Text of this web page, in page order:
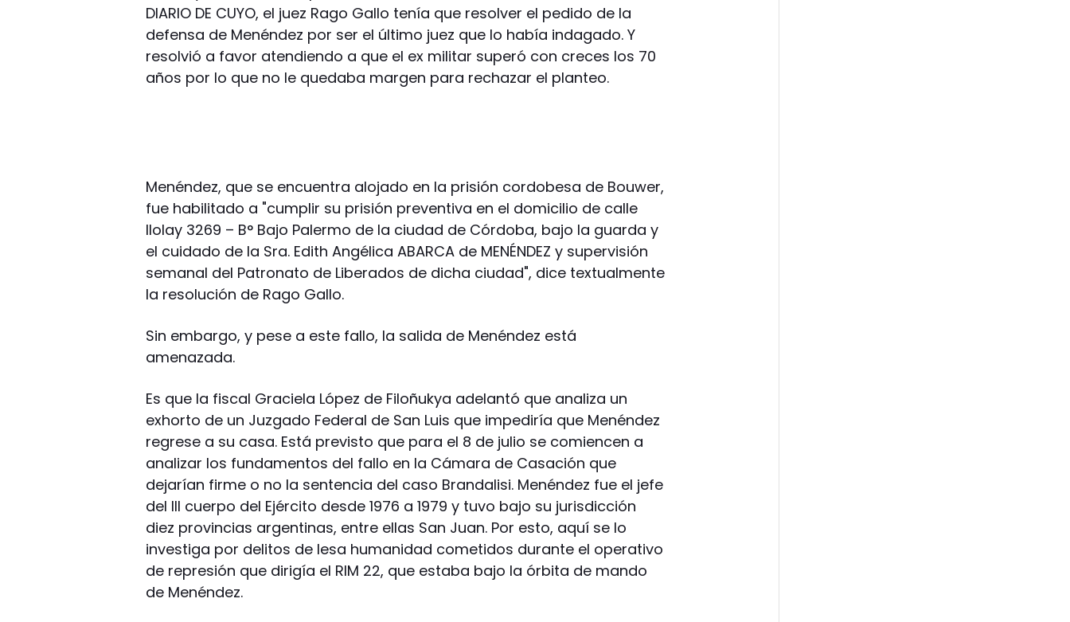
DIARIO DE CUYO, el juez Rago Gallo tenía que resolver el pedido de la
defensa de Menéndez por ser el último juez que lo había indagado. Y
resolvió a favor atendiendo a que el ex militar superó con creces los 70
años por lo que no le quedaba margen para rechazar el planteo.
Menéndez, que se encuentra alojado en la prisión cordobesa de Bouwer,
fue habilitado a "cumplir su prisión preventiva en el domicilio de calle
Ilolay 3269 – B° Bajo Palermo de la ciudad de Córdoba, bajo la guarda y
el cuidado de la Sra. Edith Angélica ABARCA de MENÉNDEZ y supervisión
semanal del Patronato de Liberados de dicha ciudad", dice textualmente
la resolución de Rago Gallo.
Sin embargo, y pese a este fallo, la salida de Menéndez está
amenazada.
Es que la fiscal Graciela López de Filoñukya adelantó que analiza un
exhorto de un Juzgado Federal de San Luis que impediría que Menéndez
regrese a su casa. Está previsto que para el 8 de julio se comiencen a
analizar los fundamentos del fallo en la Cámara de Casación que
dejarían firme o no la sentencia del caso Brandalisi. Menéndez fue el jefe
del III cuerpo del Ejército desde 1976 a 1979 y tuvo bajo su jurisdicción
diez provincias argentinas, entre ellas San Juan. Por esto, aquí se lo
investiga por delitos de lesa humanidad cometidos durante el operativo
de represión que dirigía el RIM 22, que estaba bajo la órbita de mando
de Menéndez.